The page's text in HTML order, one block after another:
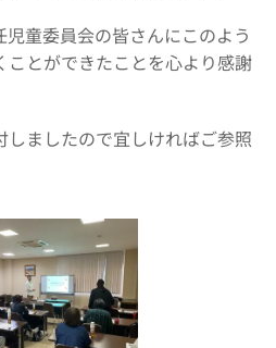
童委員会の皆さんにこのよう
とができたことを心より感謝
ましたので宜しければご参照